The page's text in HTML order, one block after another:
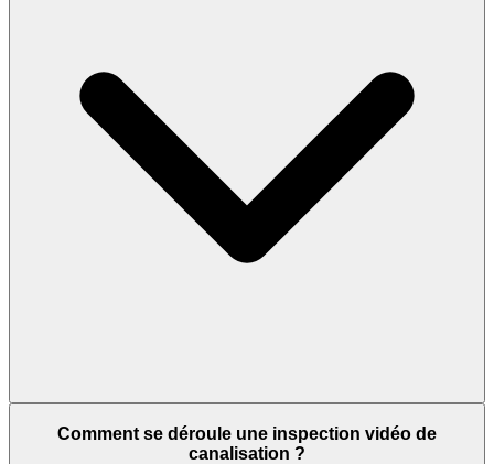
Comment se déroule une inspection vidéo de
canalisation ?